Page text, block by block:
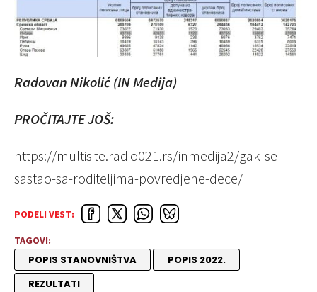
Radovan Nikolić (IN Medija)
PROČITAJTE JOŠ:
https://multisite.radio021.rs/inmedija2/gak-se-
sastao-sa-roditeljima-povredjene-dece/
PODELI VEST:
TAGOVI:
POPIS STANOVNIŠTVA
POPIS 2022.
REZULTATI